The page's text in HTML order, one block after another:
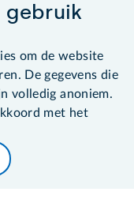
gebruik
om de website
De gegevens die
volledig anoniem.
met het